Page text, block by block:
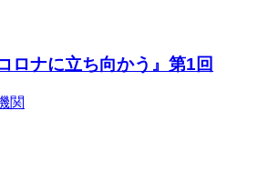
ロナに立ち向かう』第1回
関